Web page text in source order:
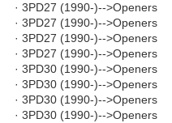
· 3PD27 (1990-)-->Openers
· 3PD27 (1990-)-->Openers
· 3PD27 (1990-)-->Openers
· 3PD27 (1990-)-->Openers
· 3PD30 (1990-)-->Openers
· 3PD30 (1990-)-->Openers
· 3PD30 (1990-)-->Openers
· 3PD30 (1990-)-->Openers